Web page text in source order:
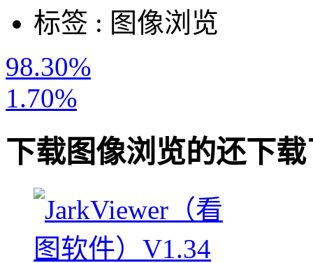
标签 : 图像浏览
98.30%
1.70%
下载图像浏览的还下